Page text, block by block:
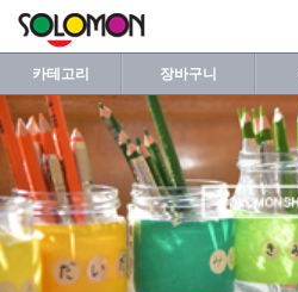
카테고리 장바구니